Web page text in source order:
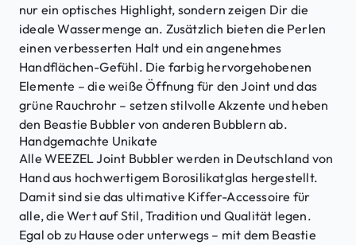
nur ein optisches Highlight, sondern zeigen Dir die
ideale Wassermenge an. Zusätzlich bieten die Perlen
einen verbesserten Halt und ein angenehmes
Handflächen-Gefühl. Die farbig hervorgehobenen
Elemente – die weiße Öffnung für den Joint und das
grüne Rauchrohr – setzen stilvolle Akzente und heben
den Beastie Bubbler von anderen Bubblern ab.
Handgemachte Unikate
Alle WEEZEL Joint Bubbler werden in Deutschland von
Hand aus hochwertigem Borosilikatglas hergestellt.
Damit sind sie das ultimative Kiffer-Accessoire für
alle, die Wert auf Stil, Tradition und Qualität legen.
Egal ob zu Hause oder unterwegs – mit dem Beastie